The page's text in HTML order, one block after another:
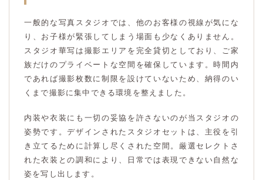
一般的な写真スタジオでは、他のお客様の視線が気にな
り、お子様が緊張してしまう場面も少なくありません。
スタジオ華写は撮影エリアを完全貸切としており、ご家
族だけのプライベートな空間を確保しています。時間内
であれば撮影枚数に制限を設けていないため、納得のい
くまで撮影に集中できる環境を整えました。
内装や衣装にも一切の妥協を許さないのが当スタジオの
姿勢です。デザインされたスタジオセットは、主役を引
き立てるために計算し尽くされた空間。厳選セレクトさ
れた衣装との調和により、日常では表現できない自然な
姿を写し出します。